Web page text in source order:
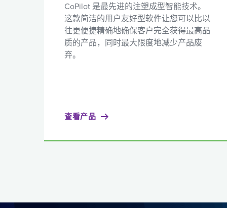
CoPilot 是最先进的注塑成型智能技术。
这款简洁的用户友好型软件让您可以比以
往更便捷精确地确保客户完全获得最高品
质的产品，同时最大限度地减少产品废
弃。
查看产品